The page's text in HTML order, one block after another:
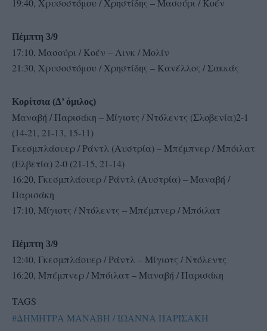
19:40, Χρυσοστόμου / Χρηστίδης – Μασούρι / Κοέν
Πέμπτη 3/9
17:10, Μασούρι / Κοέν – Λινκ / Μολίν
21:30, Χρυσοστόμου / Χρηστίδης – Κανέλλος / Σακκάς
Κορίτσια (Δ’ όμιλος)
Μαναβή / Παρισάκη – Μίγιοτς / Ντόλεντς (Σλοβενία)2-1
(14-21, 21-13, 15-11)
Γκεσμπλάουερ / Ράντλ (Αυστρία) – Μπέμπνερ / Μπόιλατ
(Ελβετία) 2-0 (21-15, 21-14)
16:20, Γκεσμπλάουερ / Ράντλ (Αυστρία) – Μαναβή /
Παρισάκη
17:10, Μίγιοτς / Ντόλεντς – Μπέμπνερ / Μπόιλατ
Πέμπτη 3/9
12:40, Γκεσμπλάουερ / Ράντλ – Μίγιοτς / Ντόλεντς
16:20, Μπέμπνερ / Μπόιλατ – Μαναβή / Παρισάκη
TAGS
#ΔΗΜΗΤΡΑ ΜΑΝΑΒΗ / ΙΩΑΝΝΑ ΠΑΡΙΣΑΚΗ